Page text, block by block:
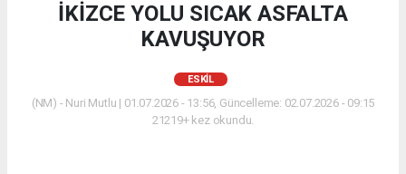
İKİZCE YOLU SICAK ASFALTA
KAVUŞUYOR
ESKİL
(NM) - Nuri Mutlu | 01.07.2026 - 13:56, Güncelleme: 02.07.2026 - 09:15
21219+ kez okundu.